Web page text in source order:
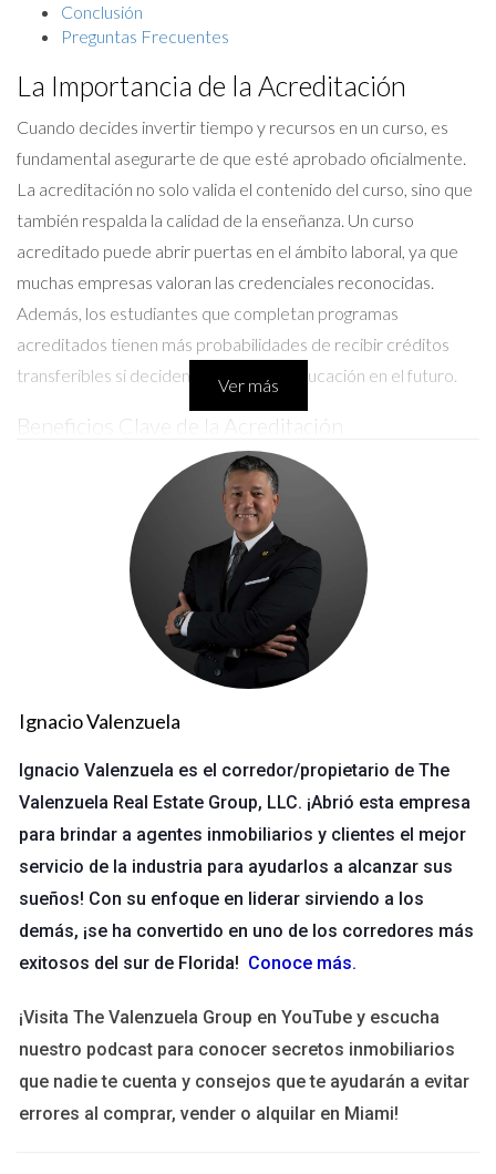
Conclusión
Preguntas Frecuentes
La Importancia de la Acreditación
Cuando decides invertir tiempo y recursos en un curso, es
fundamental asegurarte de que esté aprobado oficialmente.
La acreditación no solo valida el contenido del curso, sino que
también respalda la calidad de la enseñanza. Un curso
acreditado puede abrir puertas en el ámbito laboral, ya que
muchas empresas valoran las credenciales reconocidas.
Además, los estudiantes que completan programas
acreditados tienen más probabilidades de recibir créditos
transferibles si deciden continuar su educación en el futuro.
Beneficios Clave de la Acreditación
Reconocimiento por parte de empleadores.
Acceso a oportunidades educativas adicionales.
Mejora en la calidad del aprendizaje.
Posibilidad de financiamiento estudiantil.
Cómo Elegir Cursos Aprobados
Elegir un curso adecuado puede ser abrumador,
especialmente con tantas opciones disponibles. Sin embargo,
hay algunos pasos clave que puedes seguir para asegurarte de
que estás tomando una decisión informada.
Investigar Instituciones
Antes de inscribirte en un curso, investiga la institución que lo
ofrece. Busca información sobre su reputación, años de
experiencia y testimonios de estudiantes anteriores. Las
instituciones con una sólida trayectoria suelen ofrecer
programas más confiables.
Asegúrate de que el curso esté acreditado por una entidad
reconocida. Puedes verificar esto a través del sitio web del
programa o consultando bases de datos oficiales. Recuerda
que un curso sin acreditación puede no ser reconocido por
Ver más
Ignacio Valenzuela
Ignacio Valenzuela es el corredor/propietario de The
Valenzuela Real Estate Group, LLC. ¡Abrió esta empresa
para brindar a agentes inmobiliarios y clientes el mejor
servicio de la industria para ayudarlos a alcanzar sus
sueños! Con su enfoque en liderar sirviendo a los
demás, ¡se ha convertido en uno de los corredores más
exitosos del sur de Florida! Conoce más.
¡Visita The Valenzuela Group en YouTube y escucha
nuestro podcast para conocer secretos inmobiliarios
que nadie te cuenta y consejos que te ayudarán a evitar
errores al comprar, vender o alquilar en Miami!